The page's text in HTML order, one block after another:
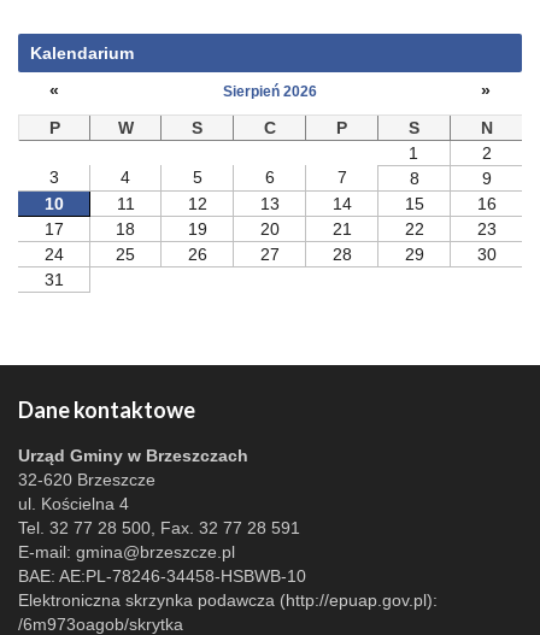
Kalendarium
«
Sierpień 2026
»
P
W S C P S
N
1
2
3
4 5 6 7 8
9
10
11 12 13 14 15
16
17
18 19 20 21 22
23
24
25 26 27 28 29
30
31
Dane kontaktowe
Urząd Gminy w Brzeszczach
32-620 Brzeszcze
ul. Kościelna 4
Tel. 32 77 28 500, Fax. 32 77 28 591
E-mail: gmina@brzeszcze.pl
BAE: AE:PL-78246-34458-HSBWB-10
Elektroniczna skrzynka podawcza (http://epuap.gov.pl):
/6m973oagob/skrytka